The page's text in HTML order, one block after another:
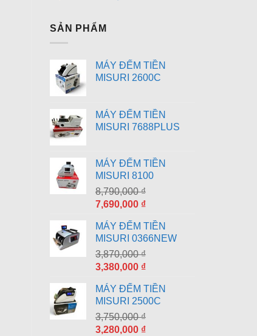
SẢN PHẨM
MÁY ĐẾM TIỀN
MISURI 2600C
MÁY ĐẾM TIỀN
MISURI 7688PLUS
MÁY ĐẾM TIỀN
MISURI 8100
8,790,000₫
Giá
là:
8,790,000 ₫.
7,690,000 ₫Giá
tại
là:
7,690,000 ₫.
MÁY ĐẾM TIỀN
MISURI 0366NEW
3,870,000₫
Giá
là:
3,870,000 ₫.
3,380,000 ₫Giá
tại
là:
3,380,000 ₫.
MÁY ĐẾM TIỀN
MISURI 2500C
3,750,000₫
Giá
3,280,000 ₫Giá